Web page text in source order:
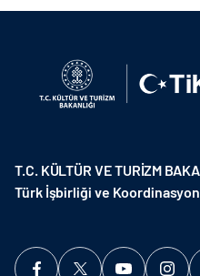
T.C. KÜLTÜR VE TURİZM
Türk İşbirliği ve Koordinasyon